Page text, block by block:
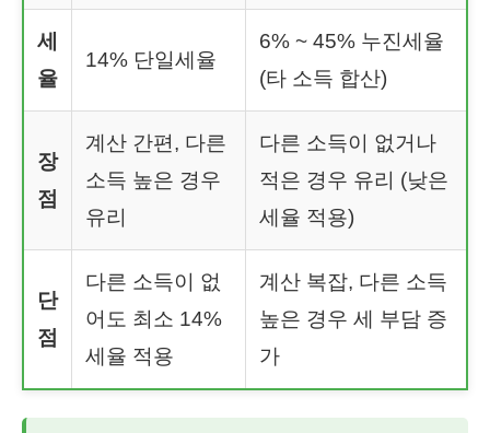
세
율
14% 단일세율
6% ~ 45% 누진세율
(타 소득 합산)
장
점
계산 간편, 다른
소득 높은 경우
유리
다른 소득이 없거나
적은 경우 유리 (낮은
세율 적용)
단
점
다른 소득이 없
어도 최소 14%
세율 적용
계산 복잡, 다른 소득
높은 경우 세 부담 증
가